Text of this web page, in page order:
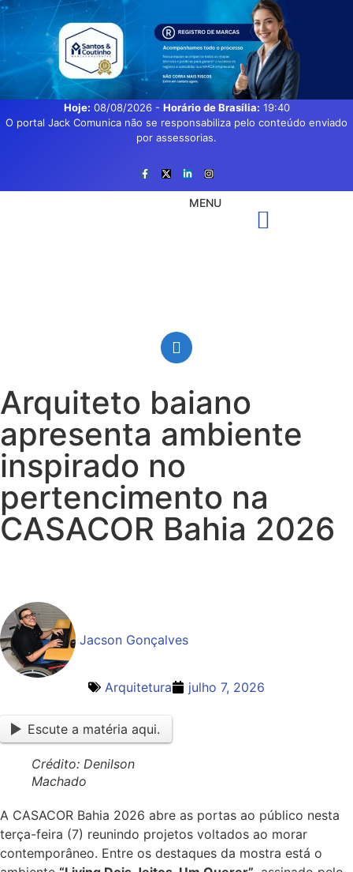
Hoje: 08/08/2026- Horário de Brasília: 19:40
O portal Jack Comunica não se responsabiliza pelo conteúdo enviado
por assessorias.
MENU
Arquiteto baiano
apresenta ambiente
inspirado no
pertencimento na
CASACOR Bahia 2026
Jacson Gonçalves
Arquitetura julho 7, 2026
Escute a matéria aqui.
Crédito: Denilson
Machado
A CASACOR Bahia 2026 abre as portas ao público nesta
terça-feira (7) reunindo projetos voltados ao morar
contemporâneo. Entre os destaques da mostra está o